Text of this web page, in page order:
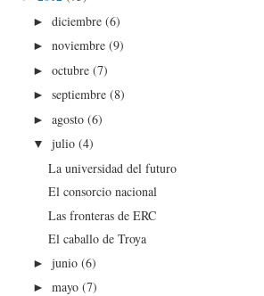
►diciembre(6)
►noviembre(9)
►octubre(7)
►septiembre(8)
►agosto(6)
▼julio(4)
La universidad del futuro
El consorcio nacional
Las fronteras de ERC
El caballo de Troya
►junio(6)
►mayo(7)